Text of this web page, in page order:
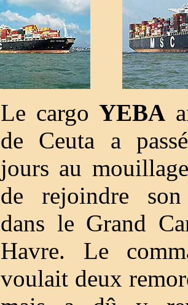
Le cargoYEBA
de Ceuta a
jours au
de rejoindre
dans le Grand
Havre. Le
voulait deux